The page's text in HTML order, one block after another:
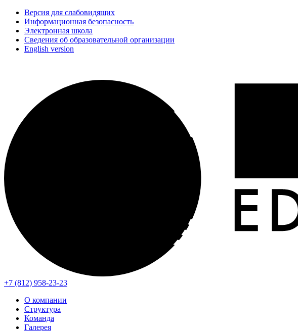
Версия для слабовидящих
Информационная безопасность
Электронная школа
Сведения об образовательной организации
English version
+7 (812) 958-23-23
О компании
Структура
Команда
Галерея